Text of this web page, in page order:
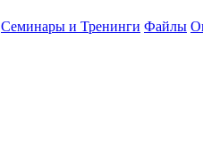
Семинары и Тренинги Файлы